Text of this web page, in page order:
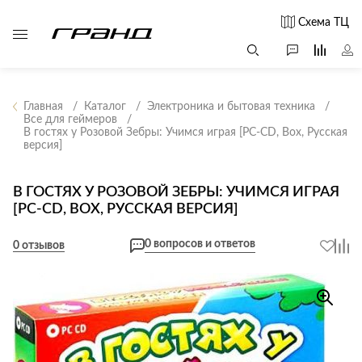
Схема ТЦ
Все столы и
столики
Журнальные
столы
Кофейные
столы
Письменные
столы
Мягкая
Диваны
Кресла и мешки
банкетки
Сад и дача
Аксессуары для
сада
Свет
Люстры
светильники
Светильники
Светодиодные
ленты
Споты
Главная Каталог
Электроника и бытовая техника
Все для геймеров
В гостях у Розовой Зебры: Учимся играя [PC-CD, Box, Русская
версия]
В ГОСТЯХ У РОЗОВОЙ ЗЕБРЫ: УЧИМСЯ ИГРАЯ
[PC-CD, BOX, РУССКАЯ ВЕРСИЯ]
0 отзывов 0 вопросов и ответов